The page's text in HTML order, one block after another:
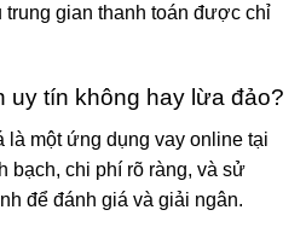
trung gian thanh toán được chỉ
uy tín không hay lừa đảo?
một ứng dụng vay online tại
bạch, chi phí rõ ràng, và sử
để đánh giá và giải ngân.